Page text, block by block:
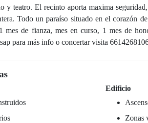
y teatro. El recinto aporta maxima
Todo un paraíso situado en el corazón
mes de fianza, mes en curso, 1 mes de
para más info o concertar visita
Edificio
Zonas